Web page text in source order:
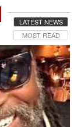
LATEST NEWS
MOST READ